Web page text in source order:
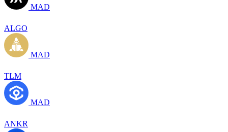
MAD
ALGO
MAD
TLM
MAD
ANKR